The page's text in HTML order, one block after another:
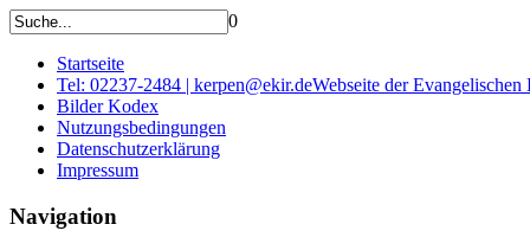
0
Startseite
Tel: 02237-2484 | kerpen@ekir.deWebseite der
Bilder Kodex
Nutzungsbedingungen
Datenschutzerklärung
Impressum
Navigation